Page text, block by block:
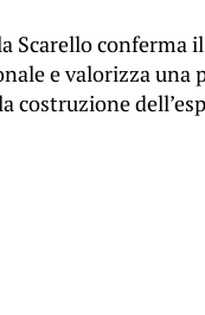
Scarello conferma
e valorizza una
costruzione